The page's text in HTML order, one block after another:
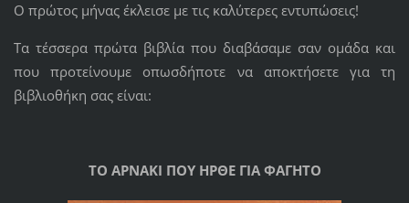
Ο πρώτος μήνας έκλεισε με τις καλύτερες εντυπώσεις!
Τα τέσσερα πρώτα βιβλία που διαβάσαμε σαν ομάδα και
που προτείνουμε οπωσδήποτε να αποκτήσετε για τη
βιβλιοθήκη σας είναι:
ΤΟ ΑΡΝΑΚΙ ΠΟΥ ΗΡΘΕ ΓΙΑ ΦΑΓΗΤΟ